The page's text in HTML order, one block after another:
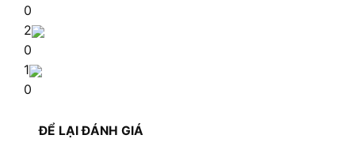
0
2
0
1
0
ĐỂ LẠI ĐÁNH GIÁ